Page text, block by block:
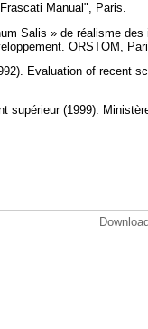
Manual", Paris.
Salis » de réalisme
ORSTOM,
Evaluation of recent
supérieur (1999).